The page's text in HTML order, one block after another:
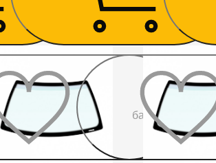
До
До
бажаного